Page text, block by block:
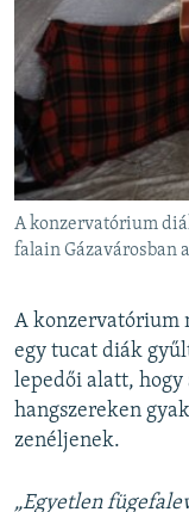
A konzervatórium
falain Gázavárosban
A konzervatórium
egy tucat diák
lepedői alatt, hogy
hangszereken
zenéljenek.
„Egyetlen